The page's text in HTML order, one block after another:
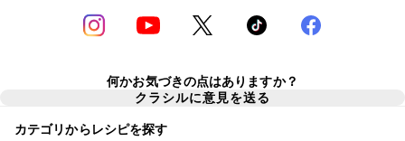
何かお気づきの点はありますか？
クラシルに意見を送る
カテゴリからレシピを探す